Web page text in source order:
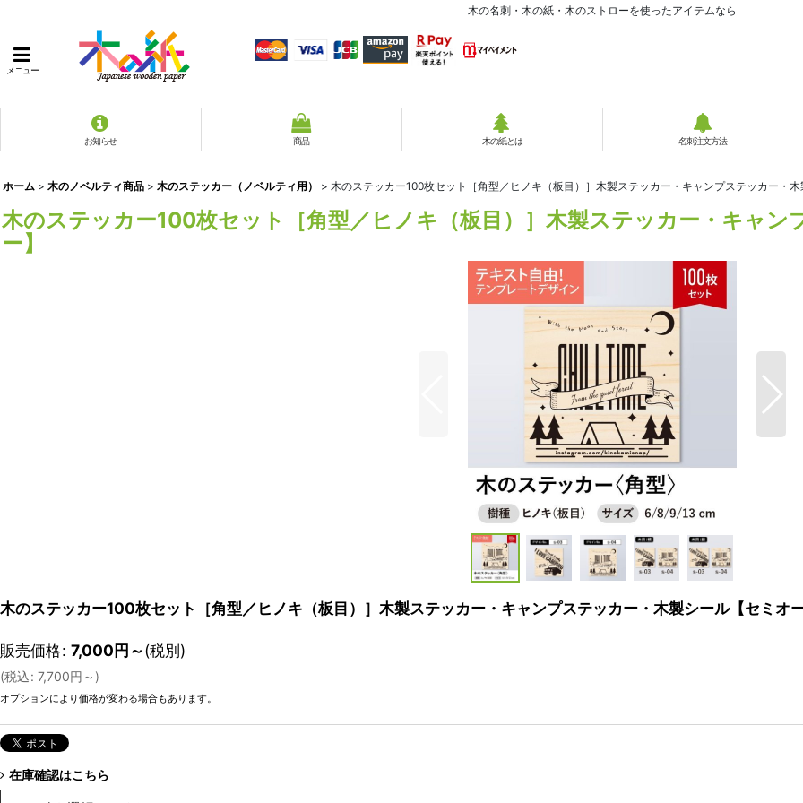
木の名刺・木の紙・木のストローを使ったアイテムなら
メニュー
お知らせ 商品 木の紙とは 名刺注文方法
ホーム > 木のノベルティ商品 > 木のステッカー（ノベルティ用） > 木のステッカー100枚セット［角型／ヒノキ（板目）］木製ステッカー・キャンプステッカー・
木のステッカー100枚セット［角型／ヒノキ（板目）］木製ステッカー・キャン
ー】
木のステッカー100枚セット［角型／ヒノキ（板目）］木製ステッカー・キャンプステッカー・木製シール【セミオ
販売価格: 7,000円～(税別)
(税込: 7,700円 ～ )
オプションにより価格が変わる場合もあります。
在庫確認はこちら